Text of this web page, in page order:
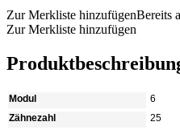
Zur Merkliste hinzufügenBereits
Zur Merkliste hinzufügen
Modul
6
Zähnezahl
25